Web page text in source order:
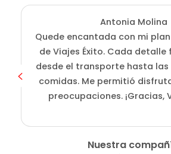
Antonia Molina
Quede encantada con mi
de Viajes Éxito. Cada detalle
desde el transporte hasta
comidas. Me permitió
preocupaciones. ¡Gracias,
Nuestra